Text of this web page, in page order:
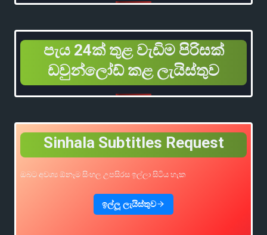
පැය 24ක් තුළ වැඩිම පිරිසක්
ඩවුන්ලෝඩ් කළ ලැයිස්තුව
Sinhala Subtitles Request
ඔබට අවශ්‍ය ඕනෑම සිංහල උපසිරස ඉල්ලා සිටිය හැක
ඉල්ලූ ලැයිස්තුව